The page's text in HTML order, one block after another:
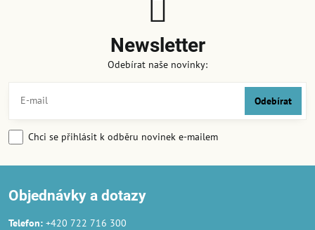
Newsletter
Odebírat naše novinky:
Odebírat
Chci se přihlásit k odběru novinek e-mailem
Objednávky a dotazy
Telefon: +420 722 716 300